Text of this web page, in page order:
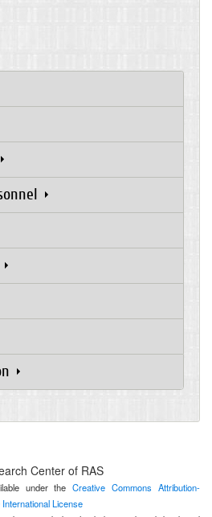
Center of RAS
under theCreative Commons Attribution-
License